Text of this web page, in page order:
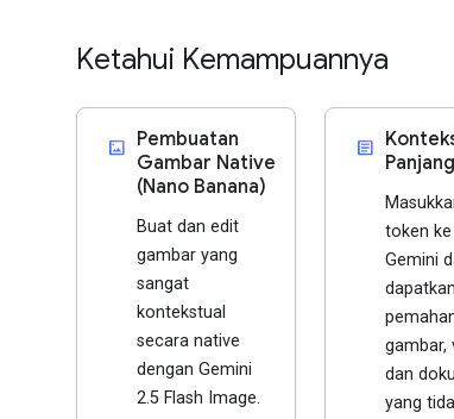
Ketahui Kemampuannya
imagesmode Pembuatan
Gambar Native
(Nano Banana)
Buat dan edit
gambar yang
sangat
kontekstual
secara native
dengan Gemini
2.5 Flash Image.
article
Panjang
token ke
Gemini
dapatkan
gambar,
dan
yang